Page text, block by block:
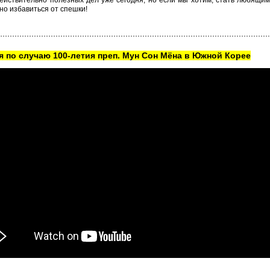
избавиться от спешки!
по случаю 100-летия преп. Мун Сон Мёна в Южной Корее